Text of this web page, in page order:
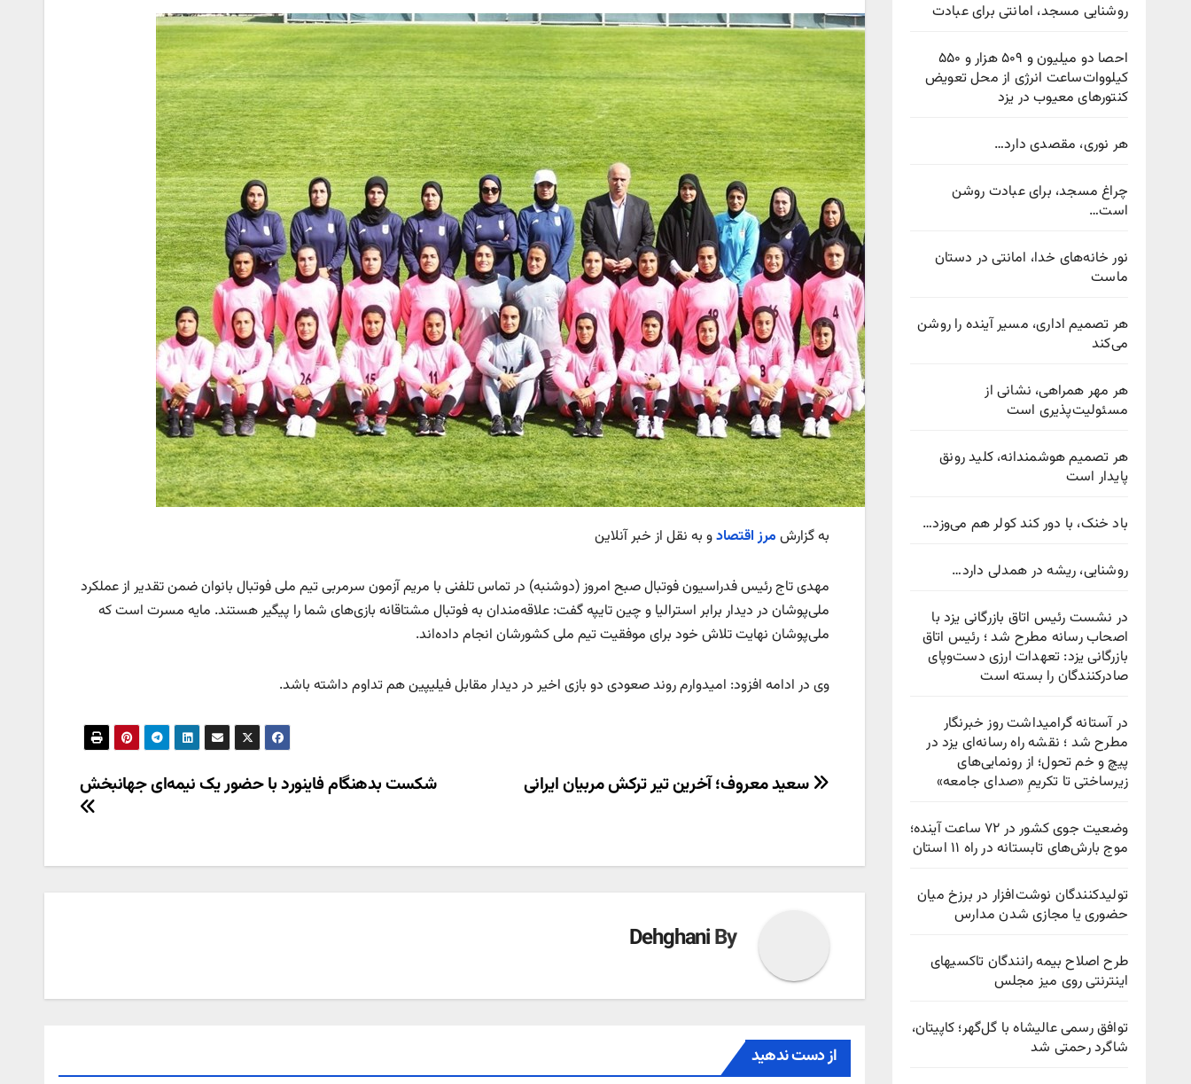
روشنایی مسجد، امانتی برای عبادت
احصا دو میلیون و ۵۰۹ هزار و ۵۵۰
کیلووات‌ساعت انرژی از محل تعویض
کنتورهای معیوب در یزد
هر نوری، مقصدی دارد…
چراغ مسجد، برای عبادت روشن
است…
نور خانه‌های خدا، امانتی در دستان
ماست
هر تصمیم اداری، مسیر آینده را روشن
می‌کند
هر مهر همراهی، نشانی از
مسئولیت‌پذیری است
هر تصمیم هوشمندانه، کلید رونق
پایدار است
باد خنک، با دور کند کولر هم می‌وزد…
روشنایی، ریشه در همدلی دارد…
در نشست رئیس اتاق بازرگانی یزد با
اصحاب رسانه مطرح شد ؛ رئیس اتاق
بازرگانی یزد: تعهدات ارزی دست‌وپای
صادرکنندگان را بسته است
در آستانه گرامیداشت روز خبرنگار
مطرح شد ؛ نقشه راه رسانه‌ای یزد در
پیچ‌ و خم تحول؛ از رونمایی‌های
زیرساختی تا تکریمِ «صدای جامعه»
وضعیت جوی کشور در ۷۲ ساعت آینده؛
موج بارش‌های تابستانه در راه ۱۱ استان
تولیدکنندگان نوشت‌افزار در برزخ میان
حضوری یا مجازی شدن مدارس
طرح اصلاح بیمه رانندگان تاکسیهای
اینترنتی روی میز مجلس
توافق رسمی عالیشاه با گل‌گهر؛ کاپیتان،
شاگرد رحمتی شد
به گزارش مرز اقتصادو به نقل از خبر آنلاین
مهدی تاج رئیس فدراسیون فوتبال صبح امروز (دوشنبه) در تماس تلفنی با مریم آزمون سرمربی تیم ملی فوتبال بانوان ضمن تقدیر از عملکرد
ملی‌پوشان در دیدار برابر استرالیا و چین تایپه گفت: علاقه‌مندان به فوتبال مشتاقانه بازی‌های شما را پیگیر هستند. مایه مسرت است که
ملی‌پوشان نهایت تلاش خود برای موفقیت تیم ملی کشورشان انجام داده‌اند.
وی در ادامه افزود: امیدوارم روند صعودی دو بازی اخیر در دیدار مقابل فیلیپین هم تداوم داشته باشد.
راهبری
شکست بدهنگام فاینورد با حضور یک نیمه‌ای جهانبخش سعید معروف؛ آخرین تیر ترکش مربیان ایرانی
By
Dehghani
از دست ندهید